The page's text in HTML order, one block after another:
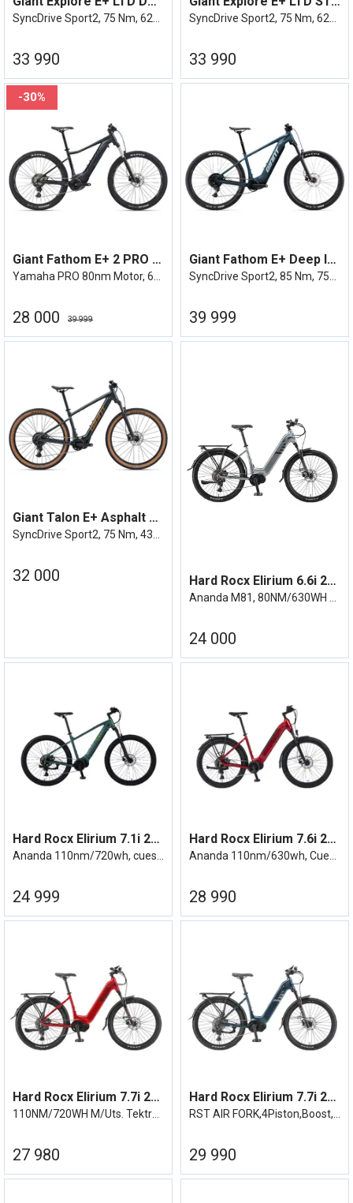
33 990 33 990
30%
Giant Fathom E+ 2 PRO 29'' M
28 000 39 999
Giant Fathom E+ Deep lake
39 999
Giant Talon E+ Asphalt Green
32 000 Hard Rocx Elirium 6.6i 27R LS Ananda M81
Ananda M81, 80NM/630WH M/Uts.
24 000
Hard Rocx Elirium 7.1i 29R
Ananda 110nm/720wh, cues 11/46
24 999
Hard Rocx Elirium 7.6i 27R LS
Ananda 110nm/630wh, Cues 11/46
28 990
Hard Rocx Elirium 7.7i 27R LS Ananda
110NM/720WH M/Uts. TektroDisc-Cues 11/46
27 980
Hard Rocx Elirium 7.7i 27R LS SE
RST AIR FORK,4Piston,Boost,Demperpinne
29 990